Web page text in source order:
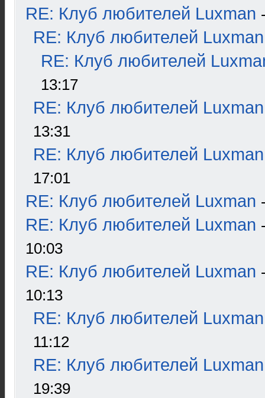
RE: Клуб любителей Luxman
RE: Клуб любителей Luxman
RE: Клуб любителей
13:17
RE: Клуб любителей Luxman
13:31
RE: Клуб любителей Luxman
17:01
RE: Клуб любителей Luxman
RE: Клуб любителей Luxman
10:03
RE: Клуб любителей Luxman
10:13
RE: Клуб любителей Luxman
11:12
RE: Клуб любителей Luxman
19:39